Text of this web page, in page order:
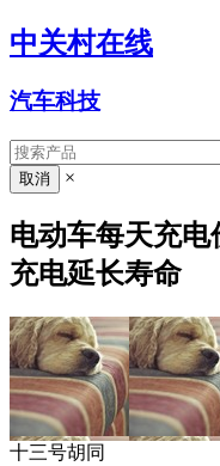
中关村在线
汽车科技
×
电动车每天充
充电延长寿命
十三号胡同